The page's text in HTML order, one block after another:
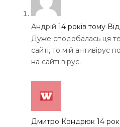
Андрій 14 років тому
Дуже сподобалась ця
сайті, то мій антивірус
на сайті вірус.
Дмитро Кондрюк 14